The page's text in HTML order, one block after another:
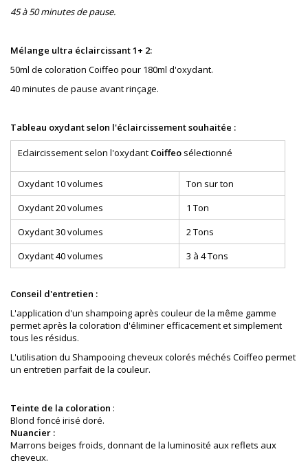
45 à 50 minutes de pause.
Mélange ultra éclaircissant 1+ 2:
50ml de coloration Coiffeo pour 180ml d'oxydant.
40 minutes de pause avant rinçage.
Tableau oxydant selon l'éclaircissement souhaitée :
Eclaircissement selon l'oxydant Coiffeo sélectionné
Oxydant 10 volumes
Ton sur ton
Oxydant 20 volumes
1 Ton
Oxydant 30 volumes
2 Tons
Oxydant 40 volumes
3 à 4 Tons
Conseil d'entretien :
L'application d'un shampoing après couleur de la même gamme
permet après la coloration d'éliminer efficacement et simplement
tous les résidus.
L'utilisation du Shampooing cheveux colorés méchés Coiffeo permet
un entretien parfait de la couleur.
Teinte de la coloration :
Blond foncé irisé doré.
Nuancier :
Marrons beiges froids, donnant de la luminosité aux reflets aux
cheveux.